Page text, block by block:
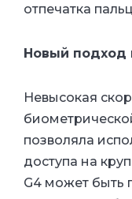
отпечатка
Новый подход
Невысокая
позволяла
доступа на
G4 может быть